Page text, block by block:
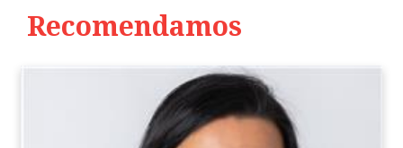
Recomendamos